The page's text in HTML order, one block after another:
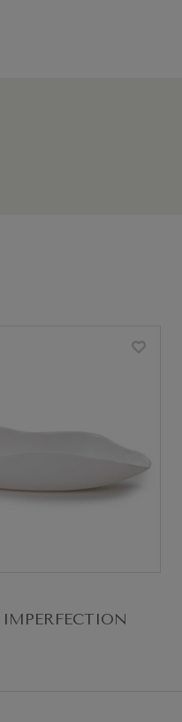
IMPERFECTION
18/8CM